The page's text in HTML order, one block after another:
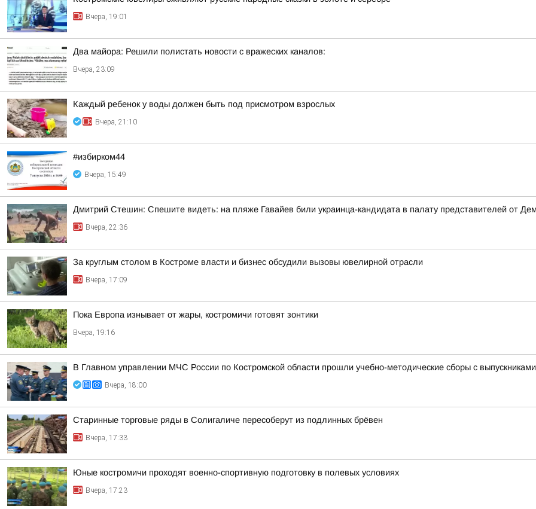
Вчера, 19:01
Два майора: Решили полистать новости с вражеских каналов:
Вчера, 23:09
Каждый ребенок у воды должен быть под присмотром взрослых
Вчера, 21:10
#избирком44
Вчера, 15:49
Дмитрий Стешин: Спешите видеть: на пляже Гавайев били украинца-кандидата в палату представителей от
Вчера, 22:36
За круглым столом в Костроме власти и бизнес обсудили вызовы ювелирной отрасли
Вчера, 17:09
Пока Европа изнывает от жары, костромичи готовят зонтики
Вчера, 19:16
В Главном управлении МЧС России по Костромской области прошли учебно-методические сборы с
Вчера, 18:00
Старинные торговые ряды в Солигаличе пересоберут из подлинных брёвен
Вчера, 17:33
Юные костромичи проходят военно-спортивную подготовку в полевых условиях
Вчера, 17:23